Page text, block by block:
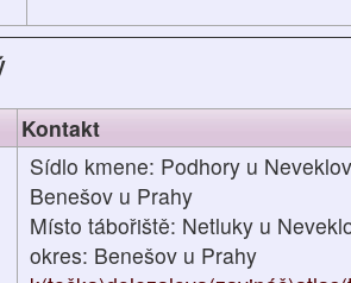
Kontakt
Sídlo kmene: Podhory u
Benešov u Prahy
Místo tábořiště: Netluky u
okres: Benešov u Prahy